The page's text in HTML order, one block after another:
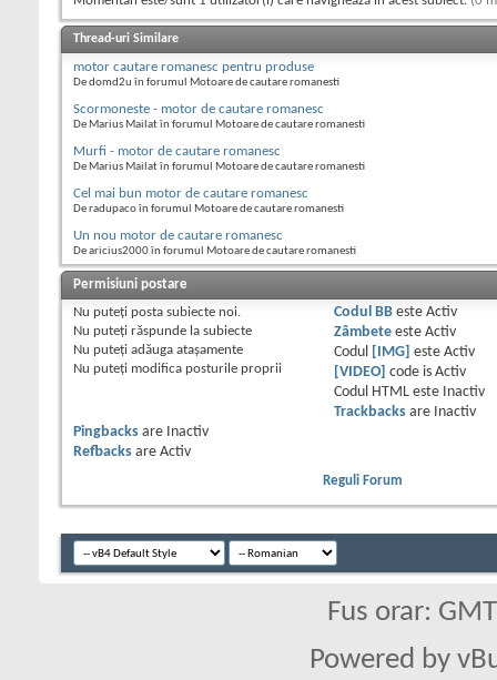
Thread-uri Similare
motor cautare romanesc pentru produse
De domd2u în forumul Motoare de cautare romanesti
Scormoneste - motor de cautare romanesc
De Marius Mailat în forumul Motoare de cautare romanesti
Murfi - motor de cautare romanesc
De Marius Mailat în forumul Motoare de cautare romanesti
Cel mai bun motor de cautare romanesc
De radupaco în forumul Motoare de cautare romanesti
Un nou motor de cautare romanesc
De aricius2000 în forumul Motoare de cautare romanesti
Permisiuni postare
Nu puteţi posta subiecte noi.
Nu puteţi răspunde la subiecte
Nu puteţi adăuga ataşamente
Nu puteţi modifica posturile proprii
Codul BBeste Activ
Zâmbeteeste Activ
Codul
[IMG] este Activ
[VIDEO] code is Activ
Codul HTML este
Inactiv
Trackbacksare
Inactiv
Pingbacks are
Inactiv
Refbacks are Activ
Reguli Forum
Fus orar:
Powered by